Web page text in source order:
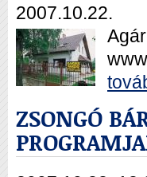
2007.10.22.
ZSONGÓ